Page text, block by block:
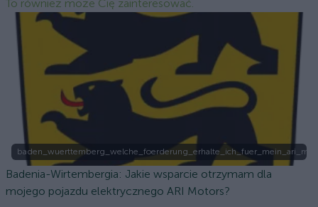
To również może Cię zainteresować.
Badenia-Wirtembergia: Jakie wsparcie otrzymam dla
mojego pojazdu elektrycznego ARI Motors?